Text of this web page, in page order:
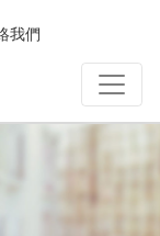
我們